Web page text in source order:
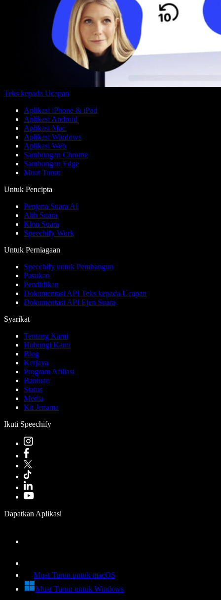
Teks kepada Ucapan
Aplikasi iPhone & iPad
Aplikasi Android
Aplikasi Mac
Aplikasi Windows
Aplikasi Web
Sambungan Chrome
Sambungan Edge
Muat Turun
Untuk Pencipta
Penjana Suara AI
Alih Suara
Klon Suara
Speechify Work
Untuk Perniagaan
Speechify untuk Pembangun
Pasukan
Pendidikan
Dokumentasi API Teks kepada Ucapan
Dokumentasi API Ejen Suara
Syarikat
Tentang Kami
Hubungi Kami
Blog
Kerjaya
Program Afiliasi
Bantuan
Status
Media
Kit Jenama
Ikuti Speechify
Dapatkan Aplikasi
Muat Turun untuk macOS
Muat Turun untuk Windows